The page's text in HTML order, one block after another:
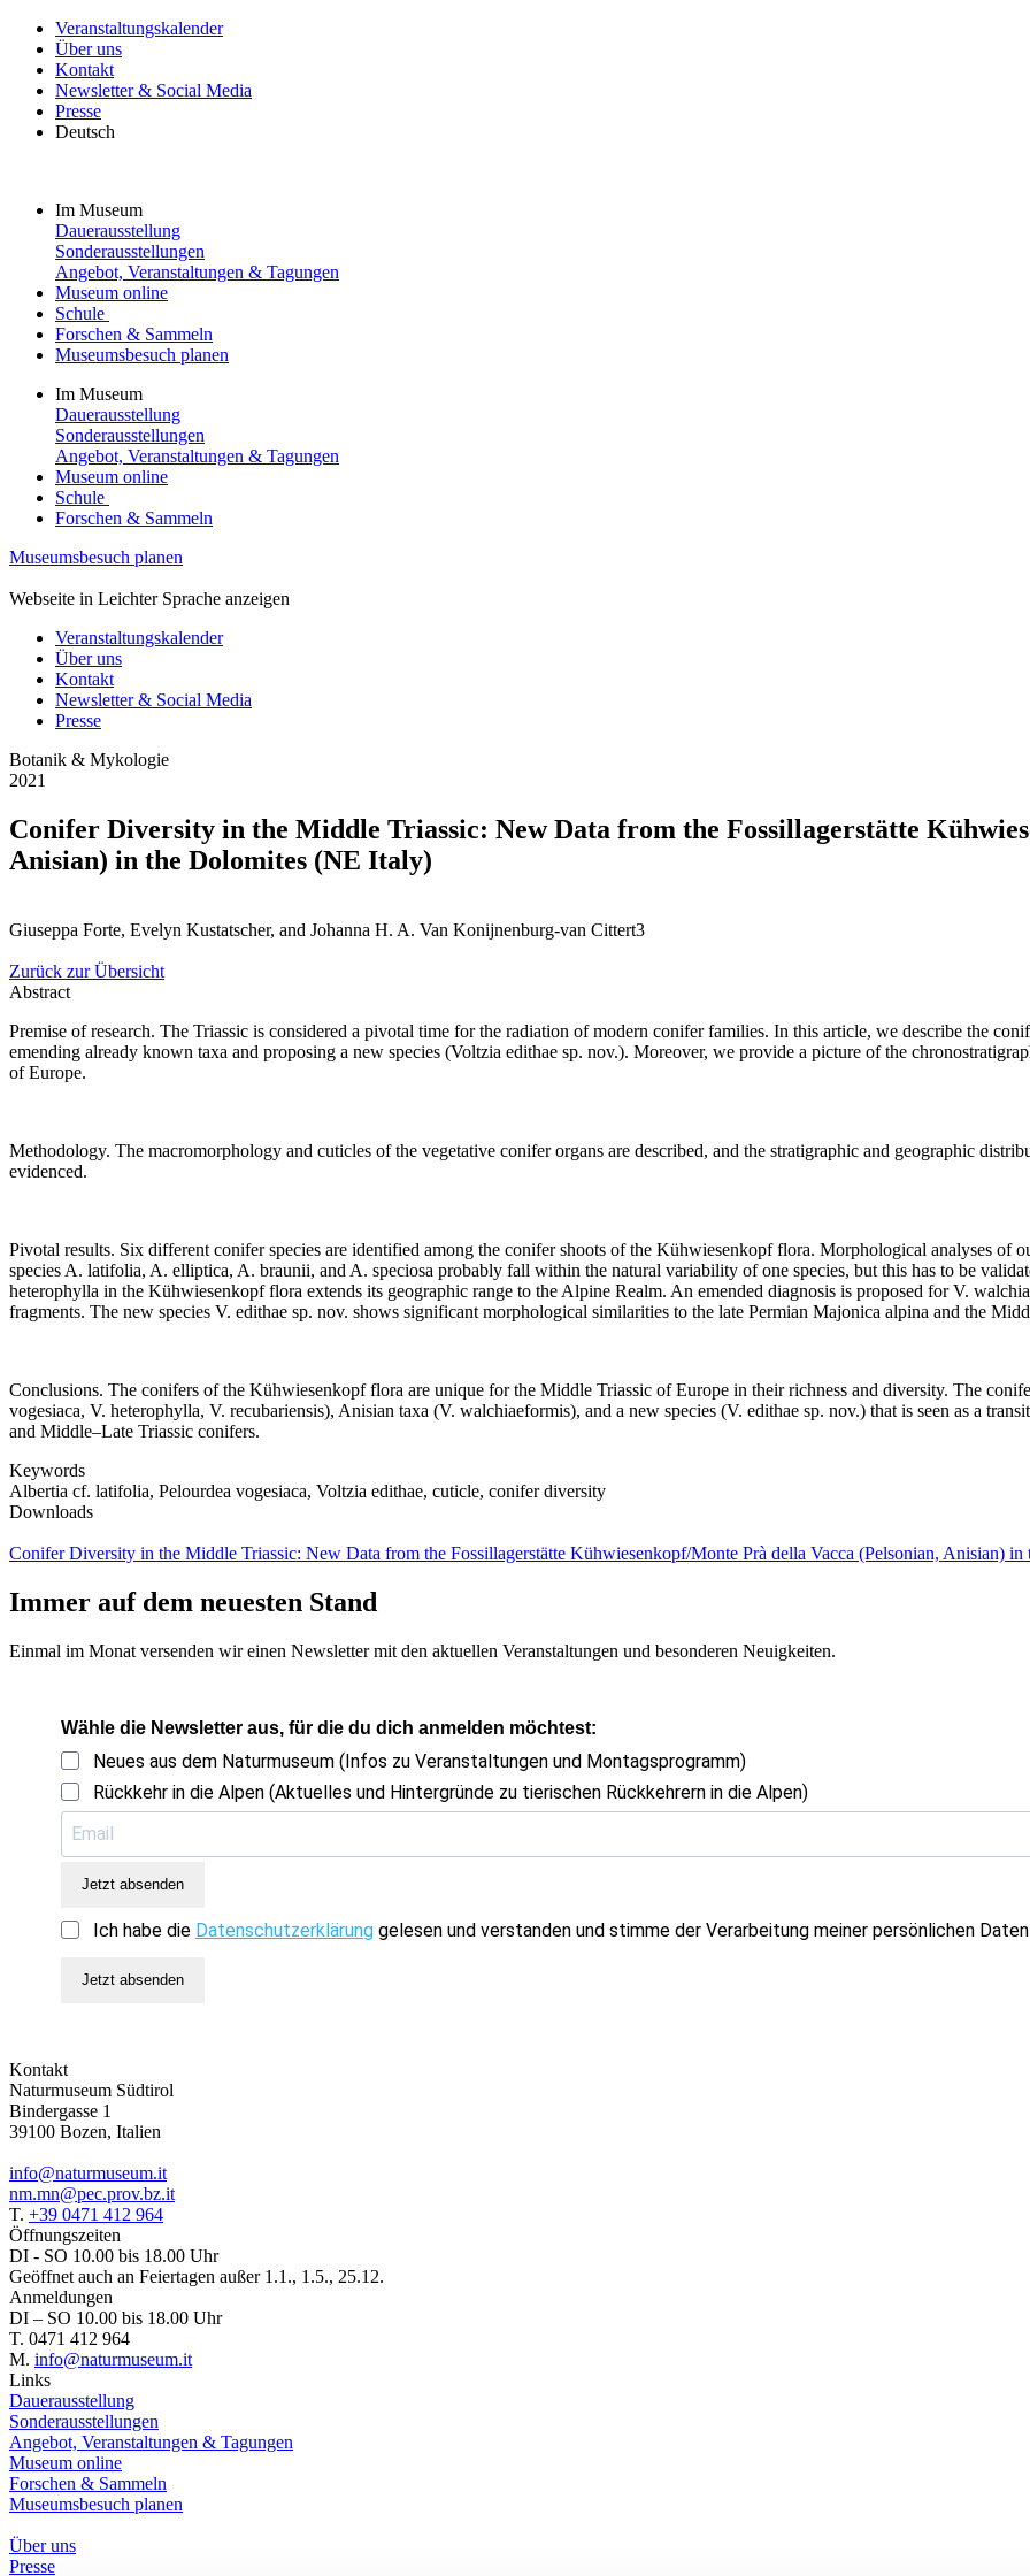
Veranstaltungskalender
Über uns
Kontakt
Newsletter & Social Media
Presse
Deutsch
Im Museum
Dauerausstellung
Sonderausstellungen
Angebot, Veranstaltungen & Tagungen
Museum online
Schule
Forschen & Sammeln
Museumsbesuch planen
Im Museum
Dauerausstellung
Sonderausstellungen
Angebot, Veranstaltungen & Tagungen
Museum online
Schule
Forschen & Sammeln
Museumsbesuch planen
Webseite in Leichter Sprache anzeigen
Veranstaltungskalender
Über uns
Kontakt
Newsletter & Social Media
Presse
Botanik & Mykologie
2021
Conifer Diversity in the Middle Triassic: New Data from the Fossillagerstätte
Anisian) in the Dolomites (NE Italy)
Giuseppa Forte, Evelyn Kustatscher, and Johanna H. A. Van Konijnenburg-van Cittert3
Zurück zur Übersicht
Abstract
Premise of research. The Triassic is considered a pivotal time for the radiation of modern conifer families. In this article, we describe the
emending already known taxa and proposing a new species (Voltzia edithae sp. nov.). Moreover, we provide a picture of the
of Europe.
Methodology. The macromorphology and cuticles of the vegetative conifer organs are described, and the stratigraphic and geographic
evidenced.
Pivotal results. Six different conifer species are identified among the conifer shoots of the Kühwiesenkopfflora. Morphological analyses of
species A. latifolia, A. elliptica, A. braunii, and A. speciosa probably fall within the natural variability of one species, but this has to be
heterophylla in the Kühwiesenkopfflora extends its geographic range to the Alpine Realm. An emended diagnosis is proposed forV.
fragments. The new species V. edithae sp. nov. shows significant morphological similarities to the late Permian Majonica alpina and the
Conclusions. The conifers of the Kühwiesenkopfflora are unique for the Middle Triassic of Europe in their richness and diversity. The
vogesiaca, V. heterophylla, V. recubariensis), Anisian taxa (V. walchiaeformis), and a new species (V. edithae sp. nov.) that is seen as a
and Middle–Late Triassic conifers.
Keywords
Albertia cf. latifolia, Pelourdea vogesiaca, Voltzia edithae, cuticle, conifer diversity
Downloads
Conifer Diversity in the Middle Triassic: New Data from the Fossillagerstätte Kühwiesenkopf/Monte Prà della Vacca (Pelsonian, Anisian)
Immer auf dem neuesten Stand
Einmal im Monat versenden wir einen Newsletter mit den aktuellen Veranstaltungen und besonderen Neuigkeiten.
Wähle die Newsletter aus, für die du dich anmelden möchtest:
Neues aus dem Naturmuseum (Infos zu Veranstaltungen und Montagsprogramm)
Rückkehr in die Alpen (Aktuelles und Hintergründe zu tierischen Rückkehrern in die Alpen)
Jetzt absenden
Ich habe die Datenschutzerklärung gelesen und verstanden und stimme der Verarbeitung meiner persönlichen Daten
Jetzt absenden
Kontakt
Naturmuseum Südtirol
Bindergasse 1
39100 Bozen, Italien
info@naturmuseum.it
nm.mn@pec.prov.bz.it
T. +39 0471 412 964
Öffnungszeiten
DI - SO 10.00 bis 18.00 Uhr
Geöffnet auch an Feiertagen außer 1.1., 1.5., 25.12.
Anmeldungen
DI – SO 10.00 bis 18.00 Uhr
T. 0471 412 964
M. info@naturmuseum.it
Links
Dauerausstellung
Sonderausstellungen
Angebot, Veranstaltungen & Tagungen
Museum online
Forschen & Sammeln
Museumsbesuch planen
Über uns
Presse